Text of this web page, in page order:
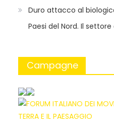
Duro attacco al
Paesi del Nord. Il
Campagne